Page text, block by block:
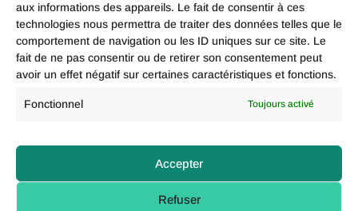
aux informations des appareils. Le fait de consentir à ces
technologies nous permettra de traiter des données telles que le
comportement de navigation ou les ID uniques sur ce site. Le
fait de ne pas consentir ou de retirer son consentement peut
avoir un effet négatif sur certaines caractéristiques et fonctions.
Fonctionnel Toujours activé
Accepter
Refuser
Paris 19e
Mentions légales